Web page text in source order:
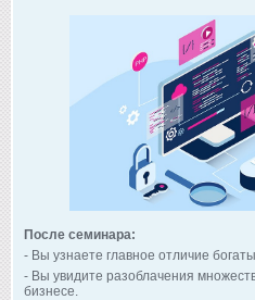
После семинара:
- Вы узнаете главное отличие
- Вы увидите разоблачения
бизнесе.